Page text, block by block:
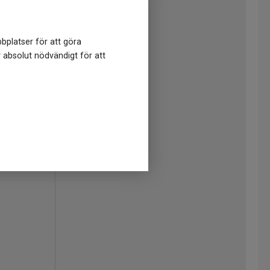
för att göra
absolut nödvändigt för att